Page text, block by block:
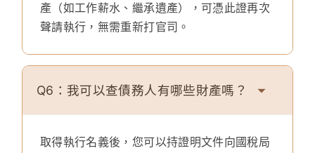
產（如工作薪水、繼承遺產），可憑此證再次
聲請執行，無需重新打官司。
Q6：我可以查債務人有哪些財產嗎？
取得執行名義後，您可以持證明文件向國稅局